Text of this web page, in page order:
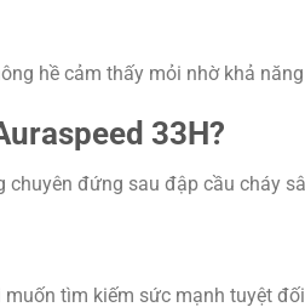
hề cảm thấy mỏi nhờ khả
33H?
chuyên đứng sau đập cầu cháy
tìm kiếm sức mạnh tuyệt